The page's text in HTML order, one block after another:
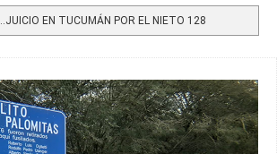
EN TUCUMÁN POR EL NIETO 128